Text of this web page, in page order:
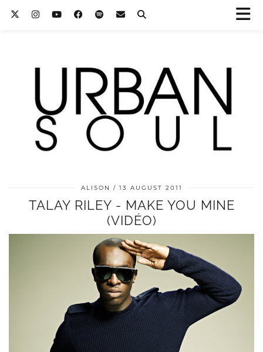
ALISON 13 AUGUST 2011
TALAY RILEY - MAKE YOU MINE
(VIDÉO)